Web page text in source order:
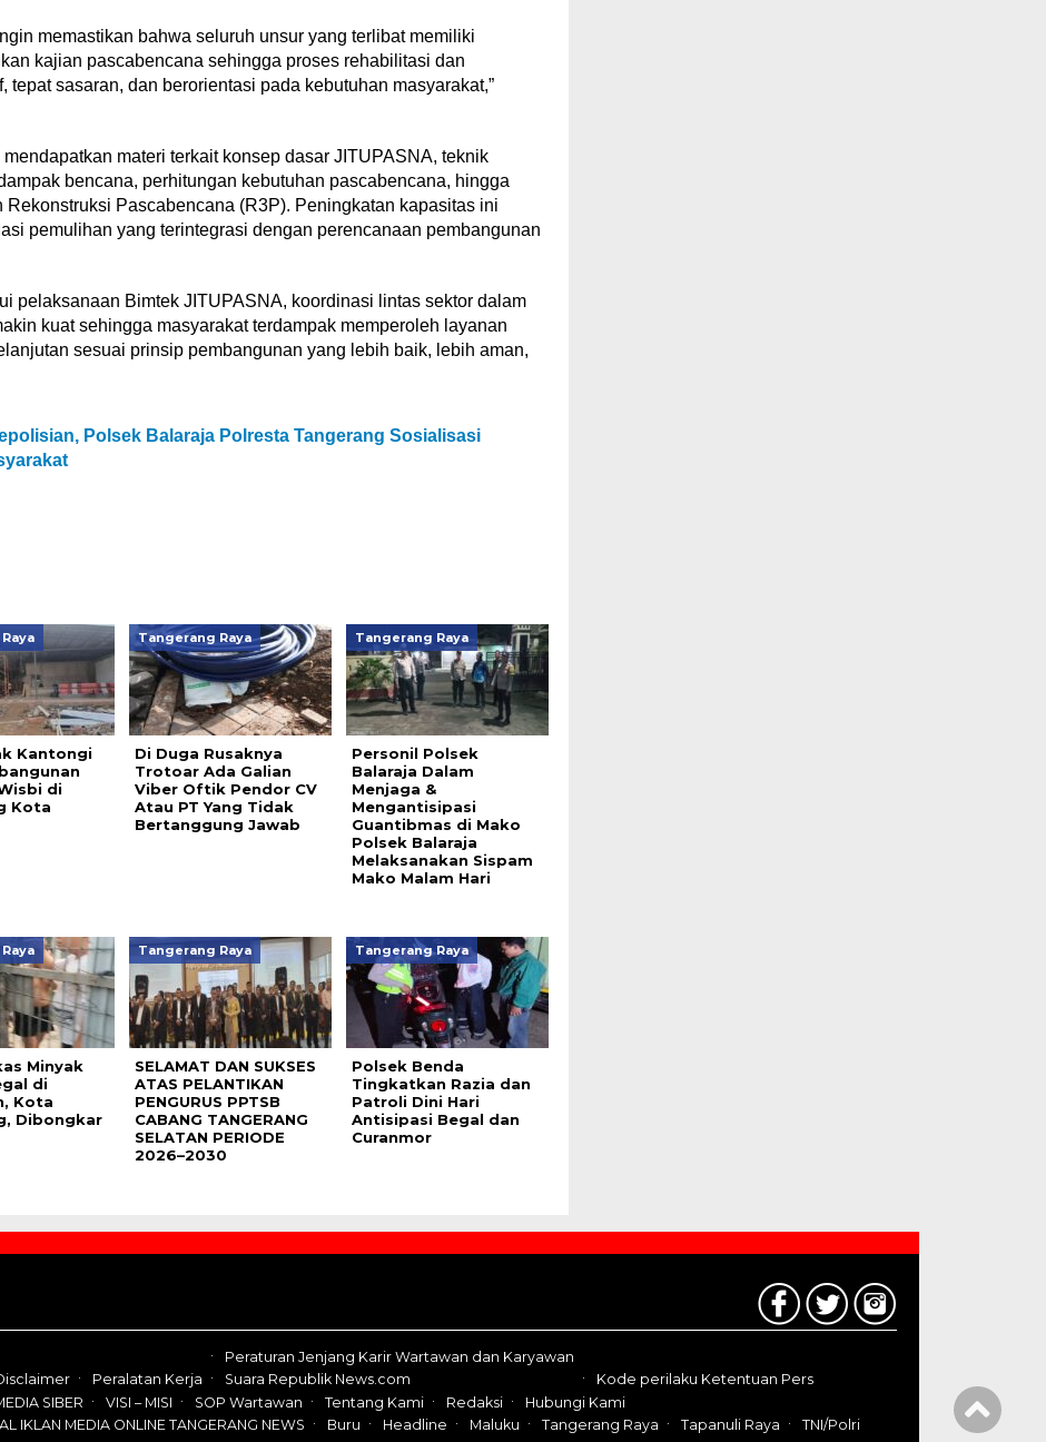
memastikan bahwa seluruh unsur yang terlibat memiliki
kajian pascabencana sehingga proses rehabilitasi dan
sasaran, dan berorientasi pada kebutuhan masyarakat,”
materi terkait konsep dasar JITUPASNA, teknik
bencana, perhitungan kebutuhan pascabencana, hingga
Pascabencana (R3P). Peningkatan kapasitas ini
pemulihan yang terintegrasi dengan perencanaan pembangunan
pelaksanaan Bimtek JITUPASNA, koordinasi lintas sektor dalam
kuat sehingga masyarakat terdampak memperoleh layanan
sesuai prinsip pembangunan yang lebih baik, lebih aman,
Polsek Balaraja Polresta Tangerang Sosialisasi
Kantongi
di
Kota
Tangerang Raya
Di Duga Rusaknya
Trotoar Ada Galian
Viber Oftik Pendor CV
Atau PT Yang Tidak
Bertanggung Jawab
Tangerang Raya
Personil Polsek
Balaraja Dalam
Menjaga &
Mengantisipasi
Guantibmas di Mako
Polsek Balaraja
Melaksanakan Sispam
Mako Malam Hari
Minyak
di
Kota
Dibongkar
Tangerang Raya
SELAMAT DAN SUKSES
ATAS PELANTIKAN
PENGURUS PPTSB
CABANG TANGERANG
SELATAN PERIODE
2026–2030
Tangerang Raya
Polsek Benda
Tingkatkan Razia dan
Patroli Dini Hari
Antisipasi Begal dan
Curanmor
Peralatan Kerja
Peraturan Jenjang Karir Wartawan dan Karyawan
Suara Republik News.com
Kode perilaku Ketentuan Pers
SIBER
VISI – MISI SOP Wartawan Tentang Kami Redaksi
Hubungi Kami
IKLAN MEDIA ONLINE TANGERANG NEWS
Buru Headline Maluku Tangerang Raya Tapanuli Raya TNI/Polri